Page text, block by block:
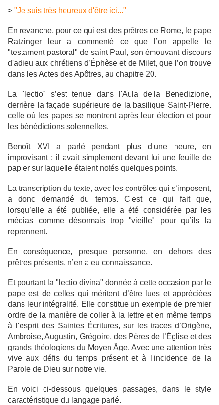
> "Je suis très heureux d'être ici..."
En revanche, pour ce qui est des prêtres de Rome, le pape
Ratzinger leur a commenté ce que l’on appelle le
"testament pastoral" de saint Paul, son émouvant discours
d'adieu aux chrétiens d’Éphèse et de Milet, que l’on trouve
dans les Actes des Apôtres, au chapitre 20.
La "lectio" s’est tenue dans l'Aula della Benedizione,
derrière la façade supérieure de la basilique Saint-Pierre,
celle où les papes se montrent après leur élection et pour
les bénédictions solennelles.
Benoît XVI a parlé pendant plus d’une heure, en
improvisant ; il avait simplement devant lui une feuille de
papier sur laquelle étaient notés quelques points.
La transcription du texte, avec les contrôles qui s‘imposent,
a donc demandé du temps. C’est ce qui fait que,
lorsqu’elle a été publiée, elle a été considérée par les
médias comme désormais trop "vieille" pour qu’ils la
reprennent.
En conséquence, presque personne, en dehors des
prêtres présents, n’en a eu connaissance.
Et pourtant la "lectio divina" donnée à cette occasion par le
pape est de celles qui méritent d’être lues et appréciées
dans leur intégralité. Elle constitue un exemple de premier
ordre de la manière de coller à la lettre et en même temps
à l’esprit des Saintes Écritures, sur les traces d’Origène,
Ambroise, Augustin, Grégoire, des Pères de l’Église et des
grands théologiens du Moyen Âge. Avec une attention très
vive aux défis du temps présent et à l’incidence de la
Parole de Dieu sur notre vie.
En voici ci-dessous quelques passages, dans le style
caractéristique du langage parlé.